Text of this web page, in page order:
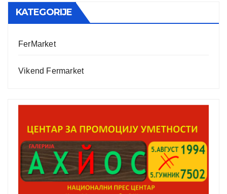
KATEGORIJE
FerMarket
Vikend Fermarket